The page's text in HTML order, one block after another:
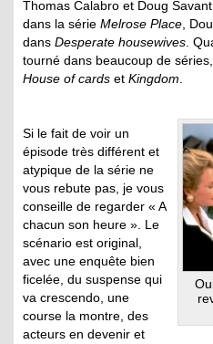
Thomas Calabro et Doug
dans la série Melrose Place,
dans Desperate housewives.
tourné dans beaucoup de
House of cards et Kingdom.
Si le fait de voir un
épisode très différent et
atypique de la série ne
vous rebute pas, je vous
conseille de regarder « A
chacun son heure ». Le
scénario est original,
avec une enquête bien
ficelée, du suspense qui
va crescendo, une
course la montre, des
acteurs en devenir et